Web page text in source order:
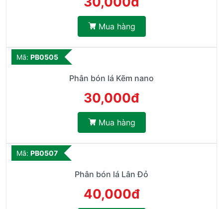
Mua hàng
Mã: PB0505
Phân bón lá Kẽm nano
30,000đ
Mua hàng
Mã: PB0507
Phân bón lá Lân Đỏ
40,000đ